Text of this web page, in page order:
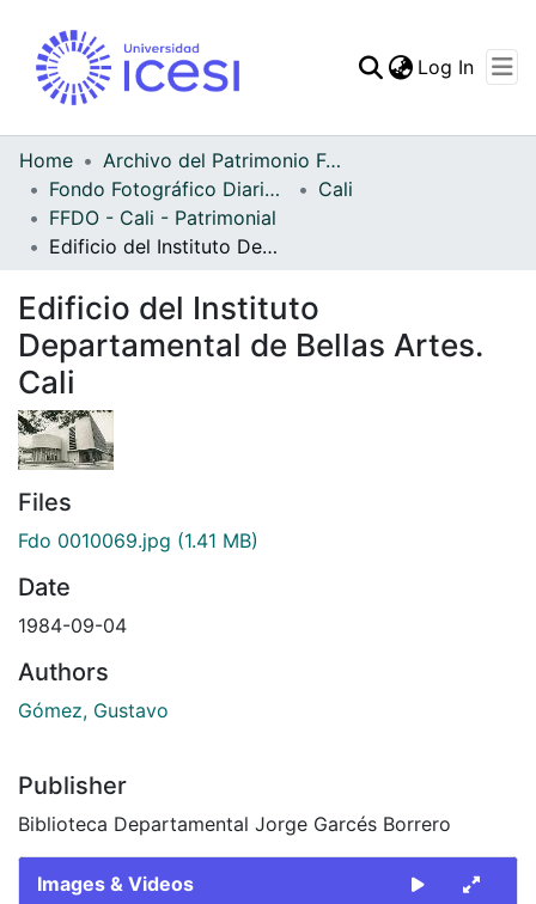
Statistics
Log In
Home
Archivo del Patrimonio Fotográfico y Fílmico del Valle del Cauca
Fondo Fotográfico Diario Occidente
Cali
FFDO - Cali - Patrimonial
Edificio del Instituto Departamental de Bellas Artes. Cali
Edificio del Instituto
Departamental de Bellas Artes.
Cali
Files
Fdo 0010069.jpg (1.41 MB)
Date
1984-09-04
Authors
Gómez, Gustavo
Publisher
Biblioteca Departamental Jorge Garcés Borrero
Images & Videos